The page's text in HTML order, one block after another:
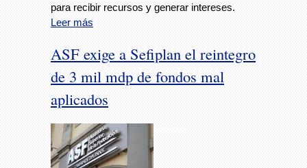
para recibir recursos y generar intereses.
Leer más
ASF exige a Sefiplan el reintegro
de 3 mil mdp de fondos mal
aplicados